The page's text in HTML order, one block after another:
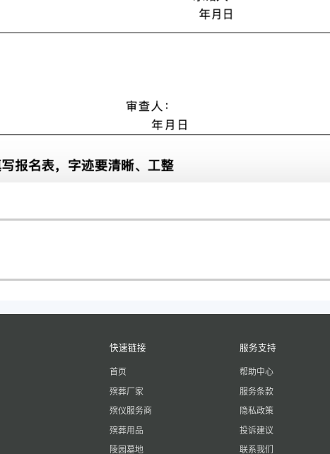
快速链接
首页
殡葬厂家
殡仪服务商
殡葬用品
陵园墓地
服务支持
帮助中心
服务条款
隐私政策
投诉建议
联系我们